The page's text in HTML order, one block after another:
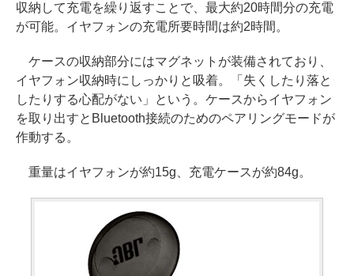
収納して充電を繰り返すことで、最大約20時間分の充電
が可能。イヤフォンの充電所要時間は約2時間。
ケースの収納部分にはマグネットが装備されており、
イヤフォン収納時にしっかりと吸着。「失くしたり落と
したりする心配がない」という。ケースからイヤフォン
を取り出すとBluetooth接続のためのペアリングモードが
作動する。
重量はイヤフォンが約15g、充電ケースが約84g。